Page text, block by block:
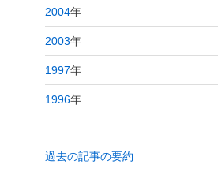
2004年
2003年
1997年
1996年
過去の記事の要約